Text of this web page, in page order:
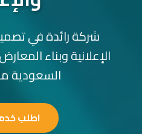
شركة رائدة في
الإعلانية وبناء
السعودية منذ
اطلب